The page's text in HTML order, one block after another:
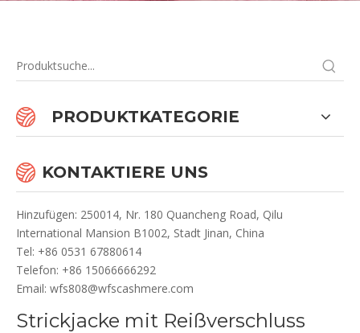
PRODUKTKATEGORIE
KONTAKTIERE UNS
Hinzufügen: 250014, Nr. 180 Quancheng Road, Qilu
International Mansion B1002, Stadt Jinan, China
Tel: +86 0531 67880614
Telefon: +86 15066666292
Email: wfs808@wfscashmere.com
Strickjacke mit Reißverschluss